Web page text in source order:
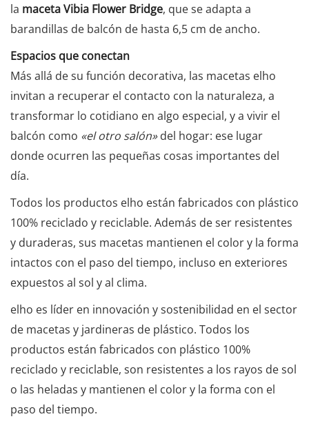
la maceta Vibia Flower Bridge, que se adapta a
barandillas de balcón de hasta 6,5 cm de ancho.
Espacios que conectan
Más allá de su función decorativa, las macetas elho
invitan a recuperar el contacto con la naturaleza, a
transformar lo cotidiano en algo especial, y a vivir el
balcón como «el otro salón»del hogar: ese lugar
donde ocurren las pequeñas cosas importantes del
día.
Todos los productos elho están fabricados con plástico
100% reciclado y reciclable. Además de ser resistentes
y duraderas, sus macetas mantienen el color y la forma
intactos con el paso del tiempo, incluso en exteriores
expuestos al sol y al clima.
elho es líder en innovación y sostenibilidad en el sector
de macetas y jardineras de plástico. Todos los
productos están fabricados con plástico 100%
reciclado y reciclable, son resistentes a los rayos de sol
o las heladas y mantienen el color y la forma con el
paso del tiempo.